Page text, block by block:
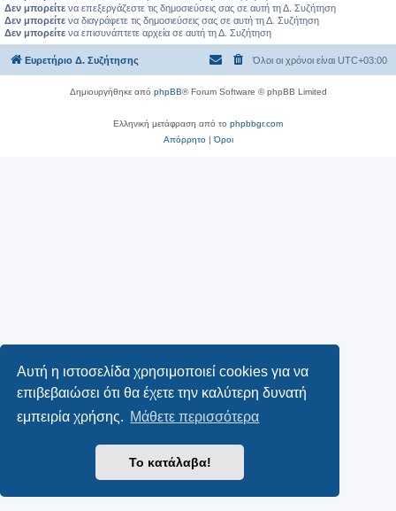
Αυτή η ιστοσελίδα χρησιμοποιεί cookies για να
επιβεβαιώσει ότι θα έχετε την καλύτερη δυνατή
εμπειρία χρήσης. Μάθετε περισσότερα
Το κατάλαβα!
Δεν μπορείτε να επεξεργάζεστε τις δημοσιεύσεις σας σε αυτή τη Δ. Συζήτηση
Δεν μπορείτε να διαγράφετε τις δημοσιεύσεις σας σε αυτή τη Δ. Συζήτηση
Δεν μπορείτε να επισυνάπτετε αρχεία σε αυτή τη Δ. Συζήτηση
Ευρετήριο Δ. Συζήτησης Όλοι οι χρόνοι είναι UTC+03:00
Δημιουργήθηκε από phpBB® Forum Software © phpBB Limited
Ελληνική μετάφραση από το phpbbgr.com
Απόρρητο|Όροι